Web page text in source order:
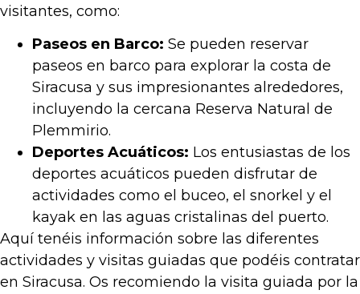
visitantes, como:
Paseos en Barco: Se pueden reservar
paseos en barco para explorar la costa de
Siracusa y sus impresionantes alrededores,
incluyendo la cercana Reserva Natural de
Plemmirio.
Deportes Acuáticos: Los entusiastas de los
deportes acuáticos pueden disfrutar de
actividades como el buceo, el snorkel y el
kayak en las aguas cristalinas del puerto.
Aquí tenéis información sobre las diferentes
actividades y visitas guiadas que podéis contratar
en Siracusa. Os recomiendo la visita guiada por la